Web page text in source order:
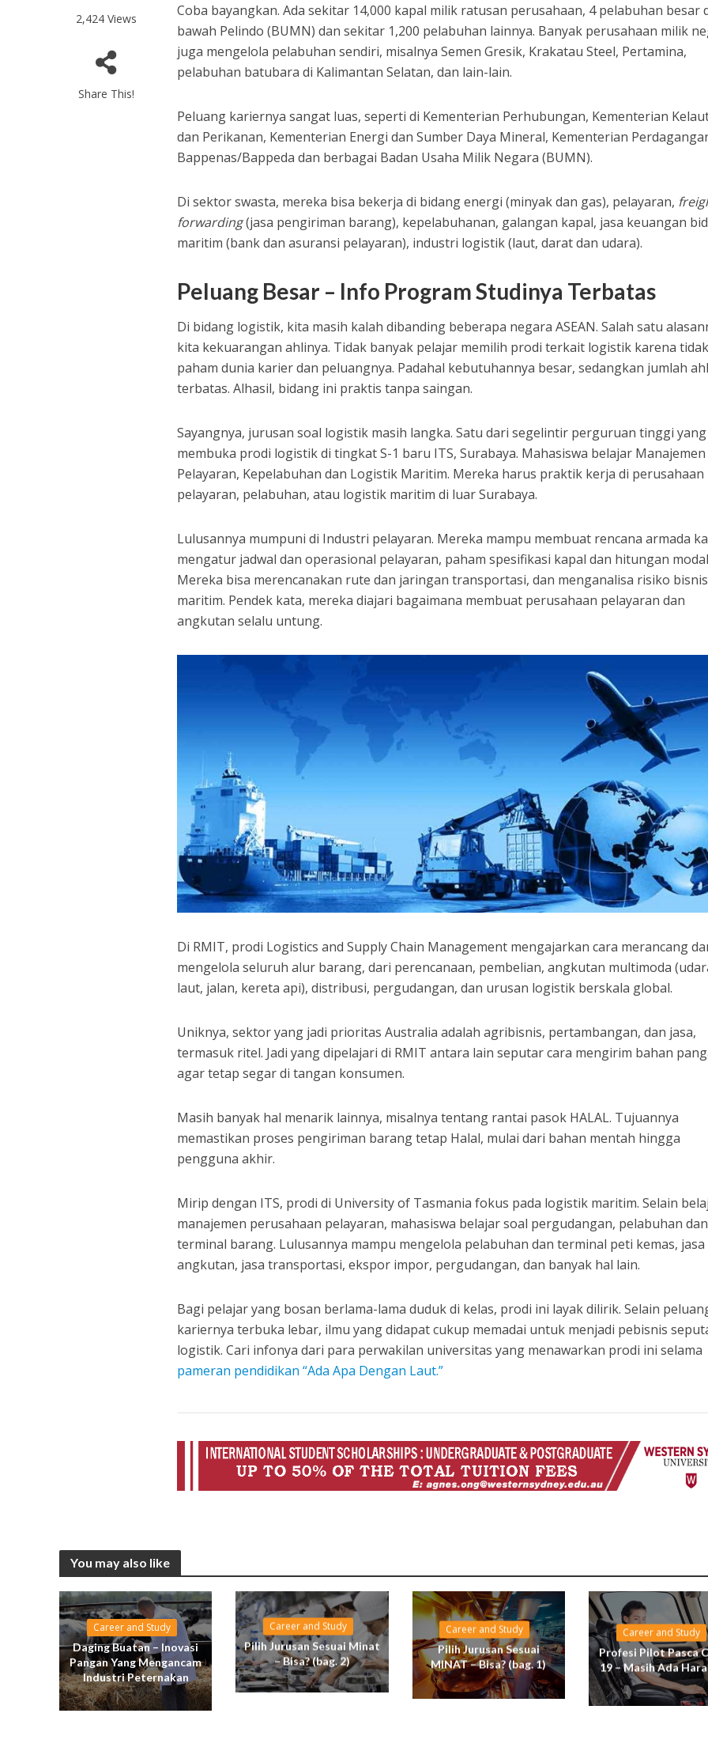
2,424 Views
Share This!
Coba bayangkan. Ada sekitar 14,000 kapal milik ratusan perusahaan, 4 pelabuhan besar
bawah Pelindo (BUMN) dan sekitar 1,200 pelabuhan lainnya. Banyak perusahaan milik
juga mengelola pelabuhan sendiri, misalnya Semen Gresik, Krakatau Steel, Pertamina,
pelabuhan batubara di Kalimantan Selatan, dan lain-lain.
Peluang kariernya sangat luas, seperti di Kementerian Perhubungan, Kementerian
dan Perikanan, Kementerian Energi dan Sumber Daya Mineral, Kementerian
Bappenas/Bappeda dan berbagai Badan Usaha Milik Negara (BUMN).
Di sektor swasta, mereka bisa bekerja di bidang energi (minyak dan gas), pelayaran,
forwarding(jasa pengiriman barang), kepelabuhanan, galangan kapal, jasa keuangan
maritim (bank dan asuransi pelayaran), industri logistik (laut, darat dan udara).
Peluang Besar – Info Program Studinya Terbatas
Di bidang logistik, kita masih kalah dibanding beberapa negara ASEAN. Salah satu
kita kekuarangan ahlinya. Tidak banyak pelajar memilih prodi terkait logistik karena tidak
paham dunia karier dan peluangnya. Padahal kebutuhannya besar, sedangkan jumlah
terbatas. Alhasil, bidang ini praktis tanpa saingan.
Sayangnya, jurusan soal logistik masih langka. Satu dari segelintir perguruan tinggi yang
membuka prodi logistik di tingkat S-1 baru ITS, Surabaya. Mahasiswa belajar Manajemen
Pelayaran, Kepelabuhan dan Logistik Maritim. Mereka harus praktik kerja di perusahaan
pelayaran, pelabuhan, atau logistik maritim di luar Surabaya.
Lulusannya mumpuni di Industri pelayaran. Mereka mampu membuat rencana armada
mengatur jadwal dan operasional pelayaran, paham spesifikasi kapal dan hitungan
Mereka bisa merencanakan rute dan jaringan transportasi, dan menganalisa risiko bisnis
maritim. Pendek kata, mereka diajari bagaimana membuat perusahaan pelayaran dan
angkutan selalu untung.
Di RMIT, prodi Logistics and Supply Chain Management mengajarkan cara merancang
mengelola seluruh alur barang, dari perencanaan, pembelian, angkutan multimoda
laut, jalan, kereta api), distribusi, pergudangan, dan urusan logistik berskala global.
Uniknya, sektor yang jadi prioritas Australia adalah agribisnis, pertambangan, dan jasa,
termasuk ritel. Jadi yang dipelajari di RMIT antara lain seputar cara mengirim bahan
agar tetap segar di tangan konsumen.
Masih banyak hal menarik lainnya, misalnya tentang rantai pasok HALAL. Tujuannya
memastikan proses pengiriman barang tetap Halal, mulai dari bahan mentah hingga
pengguna akhir.
Mirip dengan ITS, prodi di University of Tasmania fokus pada logistik maritim. Selain
manajemen perusahaan pelayaran, mahasiswa belajar soal pergudangan, pelabuhan dan
terminal barang. Lulusannya mampu mengelola pelabuhan dan terminal peti kemas, jasa
angkutan, jasa transportasi, ekspor impor, pergudangan, dan banyak hal lain.
Bagi pelajar yang bosan berlama-lama duduk di kelas, prodi ini layak dilirik. Selain
kariernya terbuka lebar, ilmu yang didapat cukup memadai untuk menjadi pebisnis
logistik. Cari infonya dari para perwakilan universitas yang menawarkan prodi ini selama
pameran pendidikan “Ada Apa Dengan Laut.”
You may also like
Career and Study
Daging Buatan – Inovasi
Pangan Yang Mengancam
Industri Peternakan
Career and Study
Pilih Jurusan Sesuai Minat
– Bisa? (bag. 2)
Career and Study
Pilih Jurusan Sesuai
MINAT – Bisa? (bag. 1)
Career and Study
Profesi Pilot Pasca
19 – Masih Ada